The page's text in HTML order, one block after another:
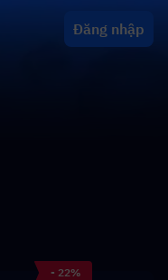
Đăng nhập
- 22%